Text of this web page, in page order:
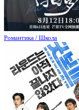
Романтика / Школа